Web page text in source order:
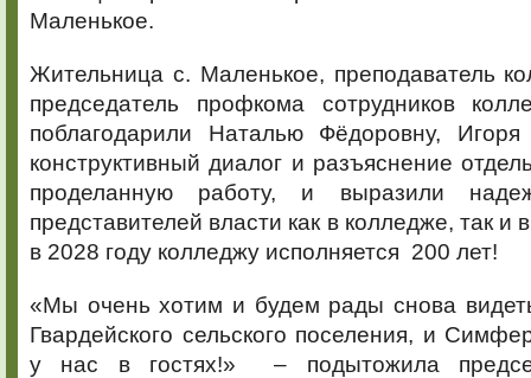
Маленькое.
Жительница с. Маленькое, преподаватель
председатель профкома сотрудников
поблагодарили Наталью Фёдоровну,
конструктивный диалог и разъяснение
проделанную работу, и выразили
представителей власти как в колледже, так и
в 2028 году колледжу исполняется 200 лет!
«Мы очень хотим и будем рады снова
Гвардейского сельского поселения, и
у нас в гостях!» – подытожила